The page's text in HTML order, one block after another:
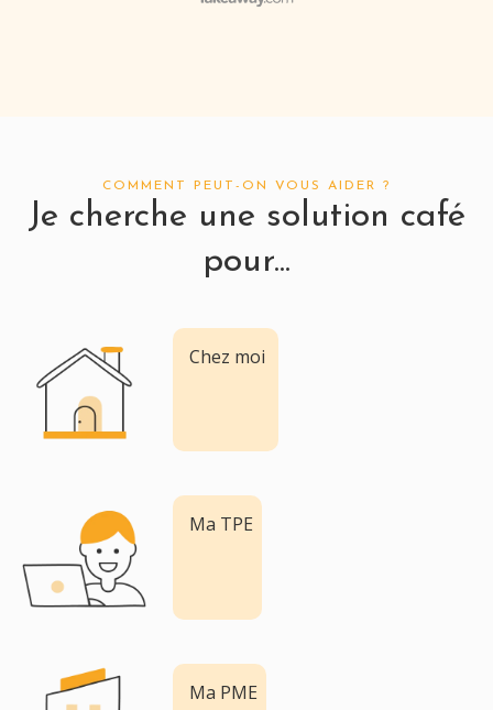
COMMENT PEUT-ON VOUS AIDER ?
Je cherche une solution café
pour...
Chez moi
Ma TPE
Ma PME